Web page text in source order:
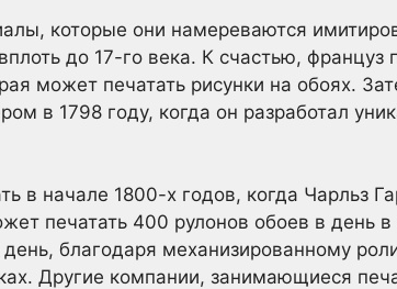
которые они намереваются
до 17-го века. К счастью, француз
может печатать рисунки на обоях.
в 1798 году, когда он разработал
в начале 1800-х годов, когда Чарльз
печатать 400 рулонов обоев в день
благодаря механизированному
Другие компании, занимающиеся